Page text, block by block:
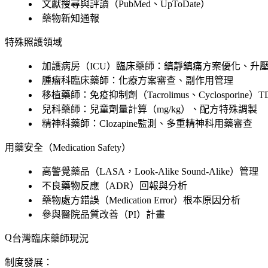
文獻搜尋與評讀（PubMed、UpToDate）
藥物新知通報
特殊照護領域
加護病房（ICU）臨床藥師：鎮靜鎮痛方案優化、升
腫瘤科臨床藥師：化療方案審查、副作用管理
移植藥師：免疫抑制劑（Tacrolimus、Cyclosporine）
兒科藥師：兒童劑量計算（mg/kg）、配方特殊調製
精神科藥師：Clozapine監測、多重精神科用藥審查
用藥安全（Medication Safety）
高警覺藥品（LASA，Look-Alike Sound-Alike）管理
不良藥物反應（ADR）回報與分析
藥物處方錯誤（Medication Error）根本原因分析
參與醫院品質改善（PI）計畫
台灣臨床藥師現況
制度發展：